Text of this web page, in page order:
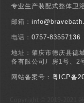
专业生产装配式整体卫
邮箱：
电话： 0757-83557136
地址：肇庆市德庆县德
备有限公司厂房1号、2
网站备案号： 粤ICP备